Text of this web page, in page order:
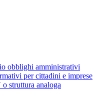
obblighi amministrativi
per cittadini e imprese
struttura analoga